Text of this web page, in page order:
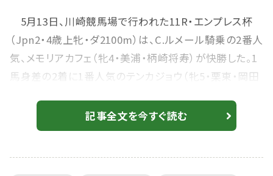
5月13日、川崎競馬場で行われた11R・エンプレス杯
（Jpn2・4歳上牝・ダ2100m）は、C.ルメール騎乗の2番人
気、メモリアカフェ（牝4・美浦・柄崎将寿）が快勝した。1
馬身差の2着に1番人気のテンカジョウ（牝5・栗東・岡田
西園翔太）が入った。勝ちタイムは2:16.1（良）。 【兵庫女
王盃】出遅れも関係なし！ルメール＆メモリアカフェが鮮
記事全文を今すぐ読む